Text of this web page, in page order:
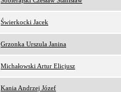
Świerkocki Jacek
Grzonka Urszula Janina
Michałowski Artur Elicjusz
Kania Andrzej Józef